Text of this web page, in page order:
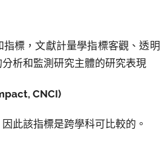
標，文獻計量學指標客觀、透
析和監測研究主體的研究表現
CNCI)
此該指標是跨學科可比較的。